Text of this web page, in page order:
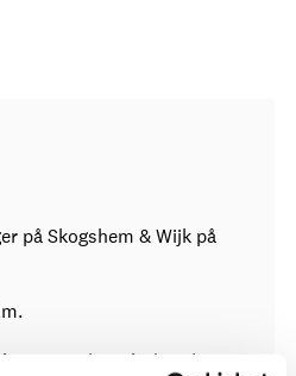
på Skogshem & Wijk på
15, 20 och 25 år, hund.